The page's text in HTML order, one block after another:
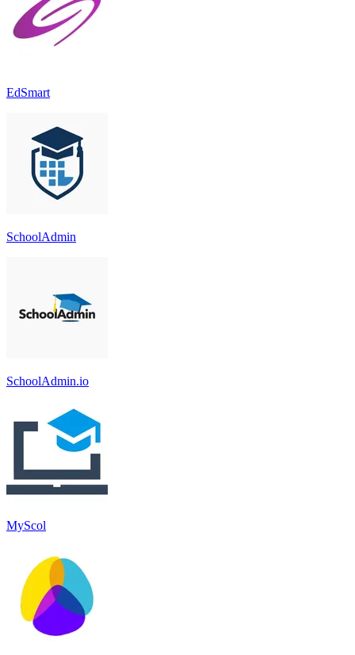
EdSmart
SchoolAdmin
SchoolAdmin.io
MyScol